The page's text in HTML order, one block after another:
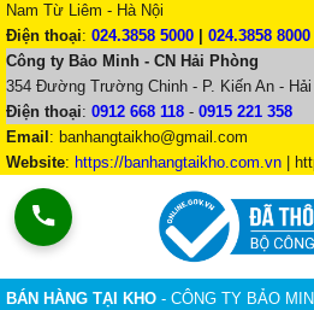
Nam Từ Liêm - Hà Nội
Điện thoại: 024.3858 5000 024.3858 8000
Công ty Bảo Minh - CN Hải Phòng
354 Đường Trường Chinh - P. Kiến An -
Điện thoại: 0912 668 118 - 0915 221 358
Email : banhangtaikho@gmail.com
Website: https://banhangtaikho.com.vn |
BÁN HÀNG TẠI KHO - CÔNG TY BẢO